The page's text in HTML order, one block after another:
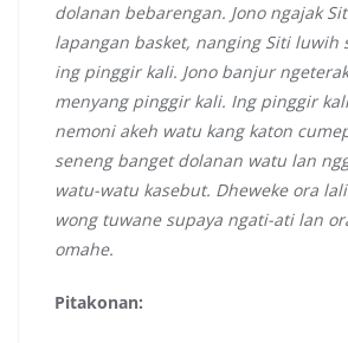
dolanan bebarengan. Jono ngajak
lapangan basket, nanging Siti luwih
ing pinggir kali. Jono banjur
menyang pinggir kali. Ing pinggir
nemoni akeh watu kang katon
seneng banget dolanan watu lan
watu-watu kasebut. Dheweke ora
wong tuwane supaya ngati-ati lan
omahe.
Pitakonan: